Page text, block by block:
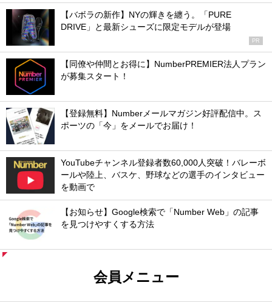
【バボラの新作】NYの輝きを纏う。「PURE
DRIVE」と最新シューズに限定モデルが登場
PR
【同僚や仲間とお得に】NumberPREMIER法人プラン
が募集スタート！
【登録無料】Numberメールマガジン好評配信中。ス
ポーツの「今」をメールでお届け！
YouTubeチャンネル登録者数60,000人突破！バレーボ
ールや陸上、バスケ、野球などの選手のインタビュー
を動画で
【お知らせ】Google検索で「Number Web」の記事
を見つけやすくする方法
会員メニュー